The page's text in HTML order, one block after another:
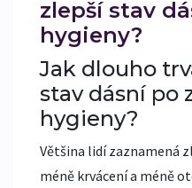
zlepší stav
hygieny?
Jak dlouho
stav dásní po
hygieny?
Většina lidí zaznamená
méně krvácení a méně